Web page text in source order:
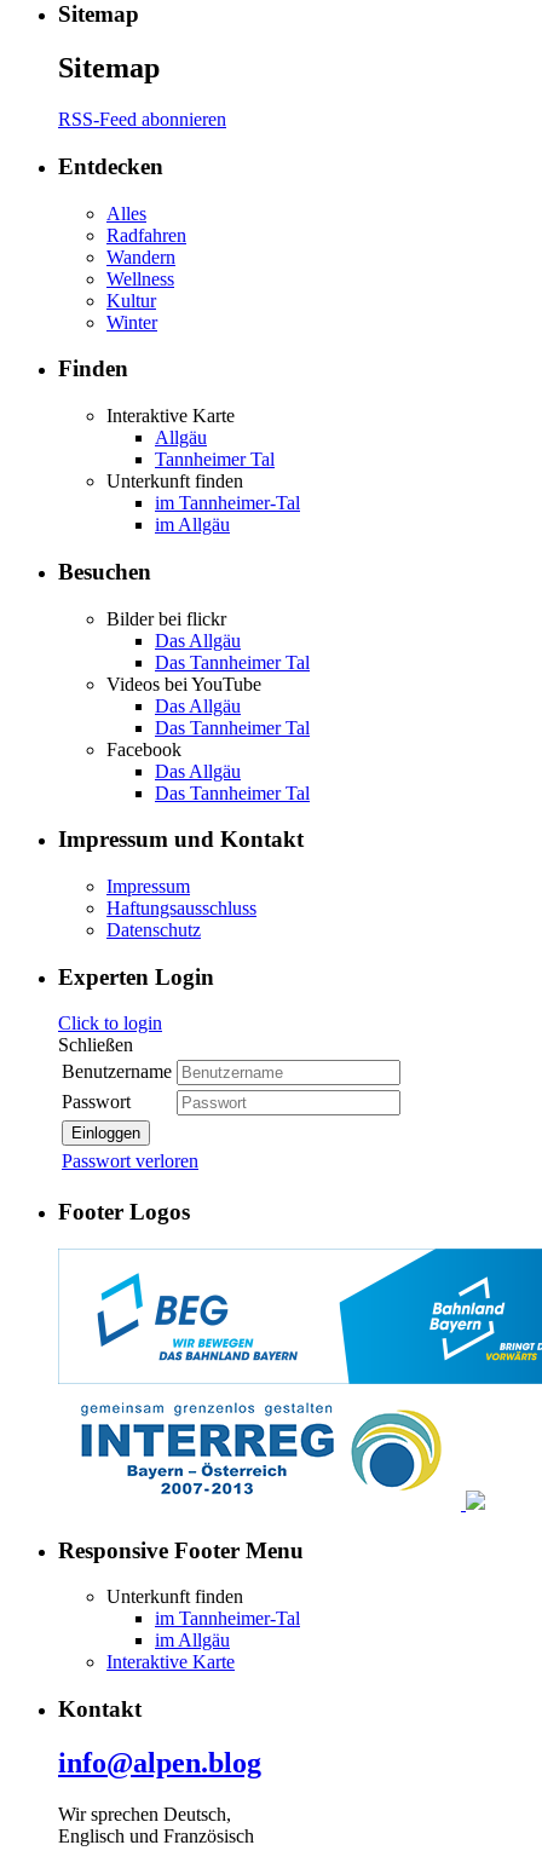
Sitemap
Sitemap
RSS-Feed abonnieren
Entdecken
Alles
Radfahren
Wandern
Wellness
Kultur
Winter
Finden
Interaktive Karte
Allgäu
Tannheimer Tal
Unterkunft finden
im Tannheimer-Tal
im Allgäu
Besuchen
Bilder bei flickr
Das Allgäu
Das Tannheimer Tal
Videos bei YouTube
Das Allgäu
Das Tannheimer Tal
Facebook
Das Allgäu
Das Tannheimer Tal
Impressum und Kontakt
Impressum
Haftungsausschluss
Datenschutz
Experten Login
Click to login
Schließen
Benutzername
Passwort
Einloggen
Passwort verloren
Footer Logos
Responsive Footer Menu
Unterkunft finden
im Tannheimer-Tal
im Allgäu
Interaktive Karte
Kontakt
info@alpen.blog
Wir sprechen Deutsch,
Englisch und Französisch